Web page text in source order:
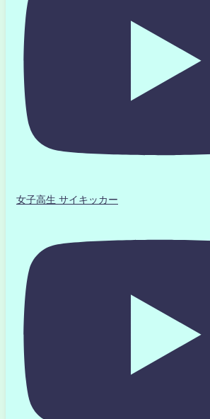
女子高生 サイキッカー